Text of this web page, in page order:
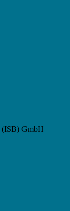
(ISB) GmbH